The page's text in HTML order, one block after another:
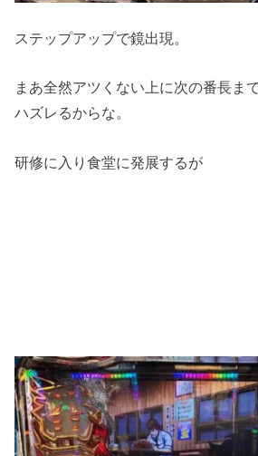
ステップアップで鏡出現。
まあ全然アツくない上に次の番長ま
ハズレるからな。
研修に入り食堂に発展するが